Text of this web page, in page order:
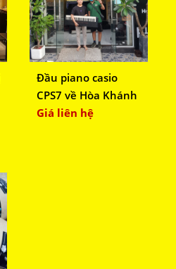
Đầu piano casio
CPS7 về Hòa Khánh
Giá liên hệ